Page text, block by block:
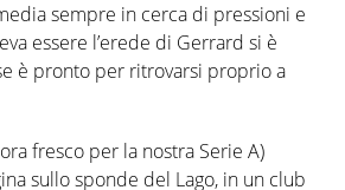
sempre in cerca di pressioni e
essere l’erede di Gerrard si è
è pronto per ritrovarsi proprio a
fresco per la nostra Serie A)
sullo sponde del Lago, in un club